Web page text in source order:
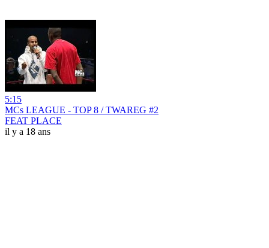
5:15
MCs LEAGUE - TOP 8 / TWAREG #2
FEAT PLACE
il y a 18 ans